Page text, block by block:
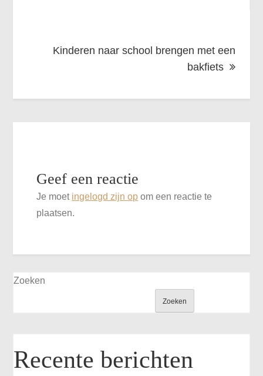
Kinderen naar school brengen met een
bakfiets
Geef een reactie
Je moet ingelogd zijn op om een reactie te
plaatsen.
Zoeken
Zoeken
Recente berichten